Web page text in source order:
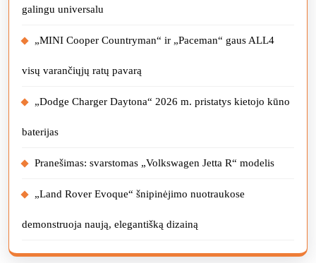
galingu universalu
„MINI Cooper Countryman“ ir „Paceman“ gaus ALL4
visų varančiųjų ratų pavarą
„Dodge Charger Daytona“ 2026 m. pristatys kietojo kūno
baterijas
Pranešimas: svarstomas „Volkswagen Jetta R“ modelis
„Land Rover Evoque“ šnipinėjimo nuotraukose
demonstruoja naują, elegantišką dizainą